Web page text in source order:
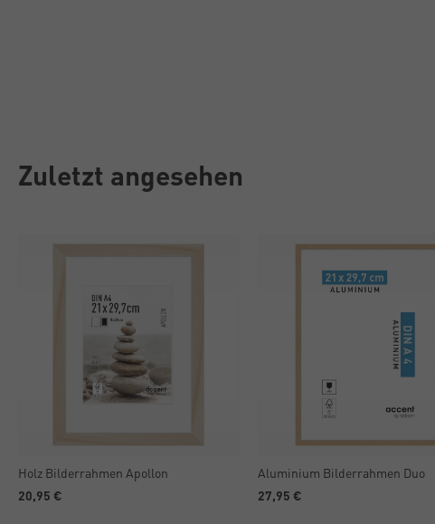
Zuletzt angesehen
Holz Bilderrahmen Apollon
20,95 €
Aluminium Bilderrahmen Duo
27,95 €